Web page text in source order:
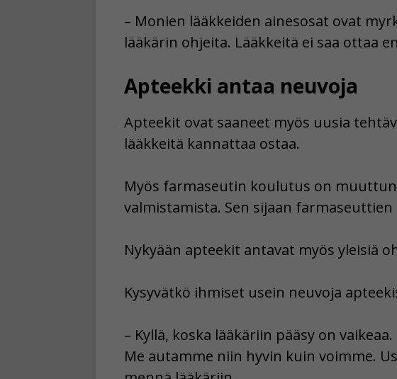
– Monien lääkkeiden ainesosat ovat
lääkärin ohjeita. Lääkkeitä ei saa ottaa
Apteekki antaa neuvoja
Apteekit ovat saaneet myös uusia
lääkkeitä kannattaa ostaa.
Myös farmaseutin koulutus on
valmistamista. Sen sijaan
Nykyään apteekit antavat myös yleisiä
Kysyvätkö ihmiset usein neuvoja
– Kyllä, koska lääkäriin pääsy on
Me autamme niin hyvin kuin voimme.